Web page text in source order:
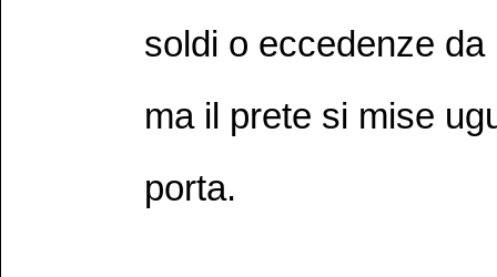
soldi o eccedenze da
ma il prete si mise
porta.